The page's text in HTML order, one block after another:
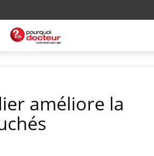
améliore la